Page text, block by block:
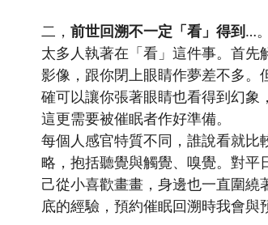
二， 前世回溯不一定「看」得到…。
太多人執著在「看」這件事。首
影像，跟你閉上眼睛作夢差不多
確可以讓你張著眼睛也看得到幻象
這更需要被催眠者作好準備。
每個人感官特質不同，誰說看就
略，抱括聽覺與觸覺、嗅覺。對平
己從小喜歡畫畫，身邊也一直圍
底的經驗，預約催眠回溯時我會與